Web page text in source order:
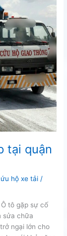
tại quận
hộ xe tải /
tô gặp sự cố
sửa chữa
ngại lớn cho